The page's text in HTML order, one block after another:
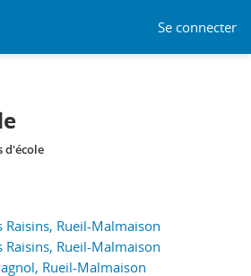
Se connecter
Raisins, Rueil-Malmaison
Raisins, Rueil-Malmaison
Rueil-Malmaison
d'école